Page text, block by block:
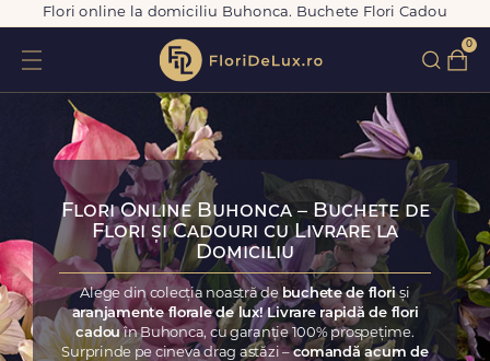
Flori online la domiciliu Buhonca. Buchete Flori Cadou
0
Flori Online Buhonca – Buchete de
Flori și Cadouri cu Livrare la
Domiciliu
Alege din colecția noastră de buchete de floriși
aranjamente florale de lux! Livrare rapidă de flori
cadouîn Buhonca, cu garanție 100% prospețime.
Surprinde pe cineva drag astăzi –comandă acum de